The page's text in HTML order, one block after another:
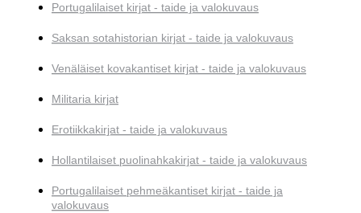
Portugalilaiset kirjat - taide ja valokuvaus
Saksan sotahistorian kirjat - taide ja valokuvaus
Venäläiset kovakantiset kirjat - taide ja valokuvaus
Militaria kirjat
Erotiikkakirjat - taide ja valokuvaus
Hollantilaiset puolinahkakirjat - taide ja valokuvaus
Portugalilaiset pehmeäkantiset kirjat - taide ja
valokuvaus